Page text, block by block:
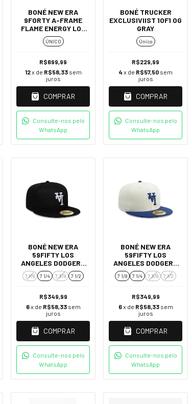
BONÉ NEW ERA
9FORTY A-FRAME
FLAME ENERGY LOS
ANGELES DODGERS
ÚNICO
R$699,99
12x de R$58,33 sem
juros
COMPRAR
Consulte-nos pelo
WhatsApp
BONÉ TRUCKER
EXCLUSIVIIST 1OF1 OG
GRAY
Único
R$229,99
4 x de R$57,50 sem
juros
COMPRAR
Consulte-nos pelo
WhatsApp
BONÉ NEW ERA
59FIFTY LOS
ANGELES DODGERS
MLB UPSIDE DOWN -
PRETO
7 1/8 7 1/4 7 3/8 7 1/2
R$349,99
6x de R$58,33 sem
juros
COMPRAR
Consulte-nos pelo
WhatsApp
BONÉ NEW ERA
59FIFTY LOS
ANGELES DODGERS
MLB UPSIDE DOWN -
BRANCO
7 1/8 7 1/4 7 3/8 7 1/2
R$349,99
6x de R$58,33 sem
juros
COMPRAR
Consulte-nos pelo
WhatsApp